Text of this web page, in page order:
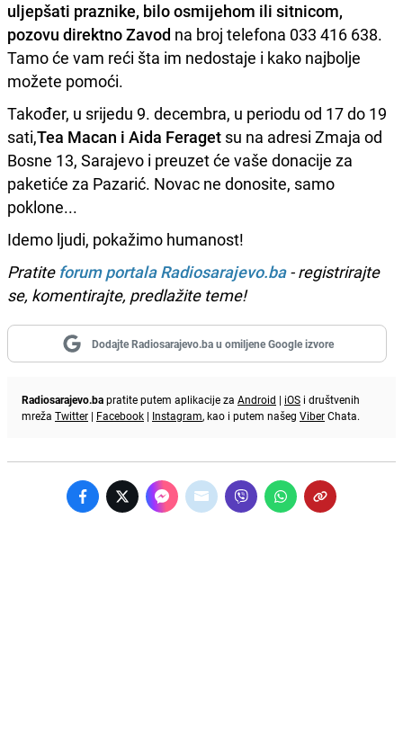
uljepšati praznike, bilo osmijehom ili sitnicom,
pozovu direktno Zavod na broj telefona 033 416 638.
Tamo će vam reći šta im nedostaje i kako najbolje
možete pomoći.
Također, u srijedu 9. decembra, u periodu od 17 do 19
sati,Tea Macan i Aida Feraget su na adresi Zmaja od
Bosne 13, Sarajevo i preuzet će vaše donacije za
paketiće za Pazarić. Novac ne donosite, samo
poklone...
Idemo ljudi, pokažimo humanost!
Pratite forum portala Radiosarajevo.ba- registrirajte
se, komentirajte, predlažite teme!
Dodajte Radiosarajevo.ba u omiljene Google izvore
Radiosarajevo.bapratite putem aplikacije za Android | iOS i društvenih
mreža Twitter | Facebook | Instagram, kao i putem našeg ViberChata.